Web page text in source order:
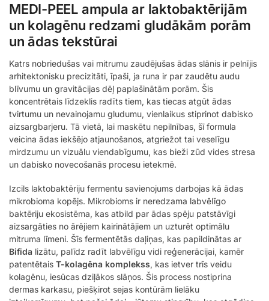
MEDI-PEEL ampula ar laktobaktērijām
un kolagēnu redzami gludākām porām
un ādas tekstūrai
Katrs nobriedušas vai mitrumu zaudējušas ādas slānis ir pelnījis
arhitektonisku precizitāti, īpaši, ja runa ir par zaudētu audu
blīvumu un gravitācijas dēļ paplašinātām porām. Šis
koncentrētais līdzeklis radīts tiem, kas tiecas atgūt ādas
tvirtumu un nevainojamu gludumu, vienlaikus stiprinot dabisko
aizsargbarjeru. Tā vietā, lai maskētu nepilnības, šī formula
veicina ādas iekšējo atjaunošanos, atgriežot tai veselīgu
mirdzumu un vizuālu viendabīgumu, kas bieži zūd vides stresa
un dabisko novecošanās procesu ietekmē.
Izcils laktobaktēriju fermentu savienojums darbojas kā ādas
mikrobioma kopējs. Mikrobioms ir neredzama labvēlīgo
baktēriju ekosistēma, kas atbild par ādas spēju patstāvīgi
aizsargāties no ārējiem kairinātājiem un uzturēt optimālu
mitruma līmeni. Šīs fermentētās daļiņas, kas papildinātas ar
Bifida lizātu, palīdz radīt labvēlīgu vidi reģenerācijai, kamēr
patentētais T-kolagēna komplekss, kas ietver trīs veidu
kolagēnu, iesūcas dziļākos slāņos. Šis process nostiprina
dermas karkasu, piešķirot sejas kontūrām lielāku